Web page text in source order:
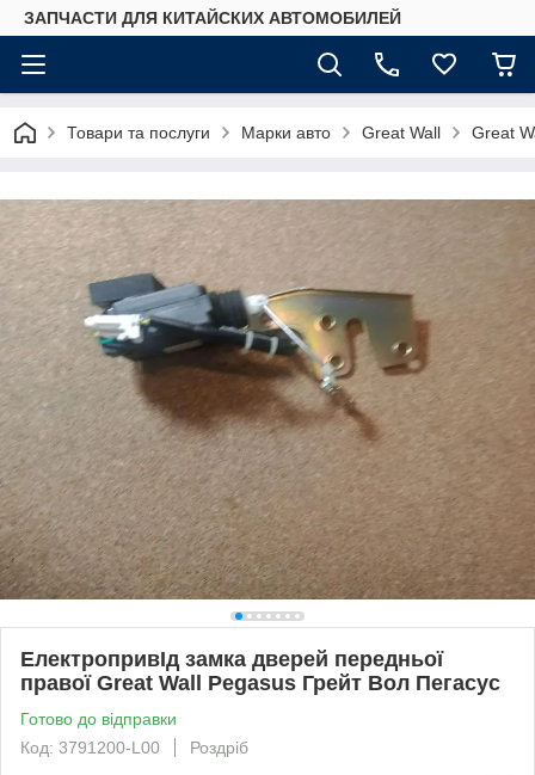
ЗАПЧАСТИ ДЛЯ КИТАЙСКИХ АВТОМОБИЛЕЙ
Товари та послуги Марки авто Great Wall Great
ЕлектропривІд замка дверей передньої
правої Great Wall Pegasus Грейт Вол Пегасус
Готово до відправки
Код: 3791200-L00
Роздріб